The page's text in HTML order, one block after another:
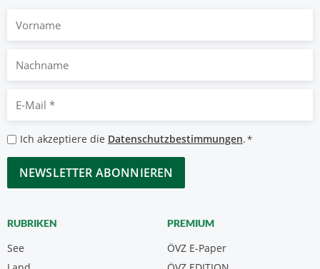
Nachname
Mail
*
Datenschutzbestimmungen
*
Ich akzeptiere die Datenschutzbestimmungen.*
CAPTCHA
RUBRIKEN
See
PREMIUM
ÖVZ E-Paper